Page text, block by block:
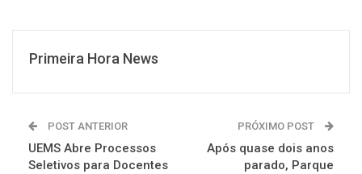
Primeira Hora News
POST ANTERIOR
UEMS Abre Processos
Seletivos para Docentes
PRÓXIMO POST
Após quase dois anos
parado, Parque